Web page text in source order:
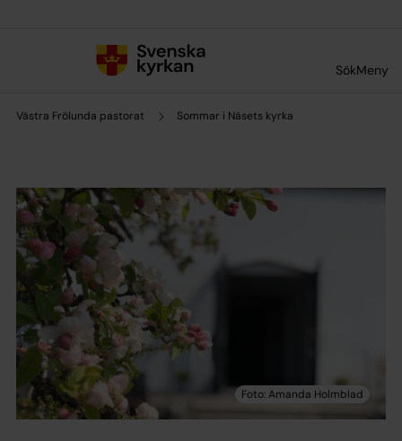
SökMeny
Västra Frölunda pastorat Sommar i Näsets kyrka